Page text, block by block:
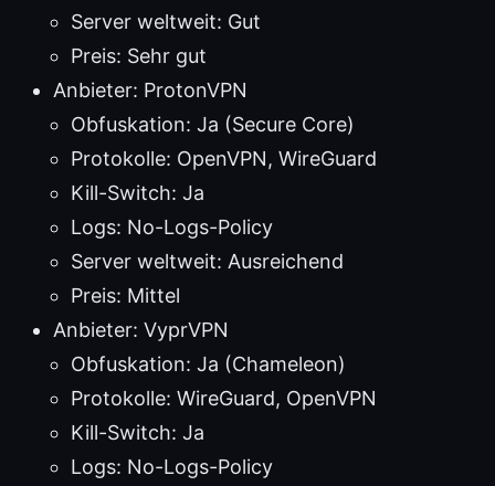
Server weltweit: Gut
Preis: Sehr gut
Anbieter: ProtonVPN
Obfuskation: Ja (Secure Core)
Protokolle: OpenVPN, WireGuard
Kill-Switch: Ja
Logs: No-Logs-Policy
Server weltweit: Ausreichend
Preis: Mittel
Anbieter: VyprVPN
Obfuskation: Ja (Chameleon)
Protokolle: WireGuard, OpenVPN
Kill-Switch: Ja
Logs: No-Logs-Policy